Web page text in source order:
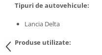
Tipuri de autovehicule:
Lancia Delta
Produse utilizate: